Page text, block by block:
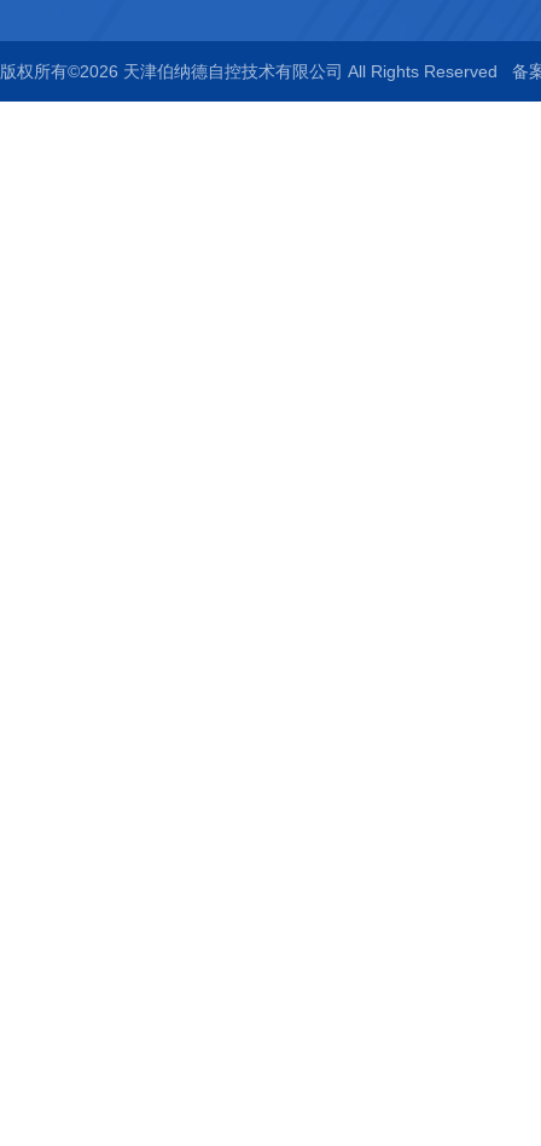
版权所有©2026 天津伯纳德自控技术有限公司 All Rights Reserved 备